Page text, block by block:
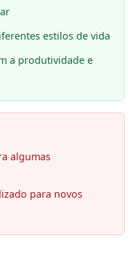
estilos de vida
a produtividade e
algumas
para novos